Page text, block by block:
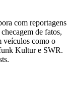
com reportagens
de fatos,
veículos como o
Kultur e SWR.